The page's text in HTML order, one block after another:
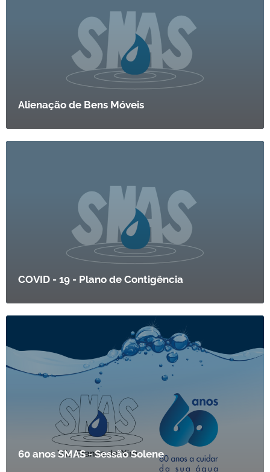
Alienação de Bens Móveis
COVID - 19 - Plano de Contigência
60 anos SMAS - Sessão Solene